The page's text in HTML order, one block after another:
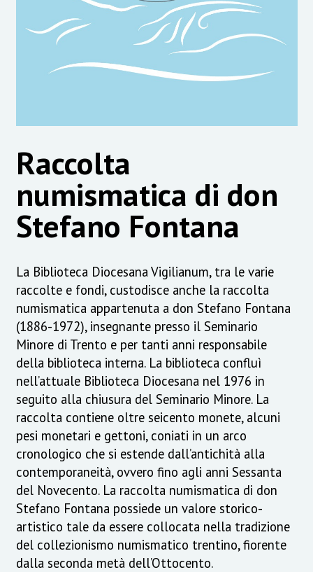
Raccolta
numismatica di don
Stefano Fontana
La Biblioteca Diocesana Vigilianum, tra le varie
raccolte e fondi, custodisce anche la raccolta
numismatica appartenuta a don Stefano Fontana
(1886-1972), insegnante presso il Seminario
Minore di Trento e per tanti anni responsabile
della biblioteca interna. La biblioteca confluì
nell’attuale Biblioteca Diocesana nel 1976 in
seguito alla chiusura del Seminario Minore. La
raccolta contiene oltre seicento monete, alcuni
pesi monetari e gettoni, coniati in un arco
cronologico che si estende dall’antichità alla
contemporaneità, ovvero fino agli anni Sessanta
del Novecento. La raccolta numismatica di don
Stefano Fontana possiede un valore storico-
artistico tale da essere collocata nella tradizione
del collezionismo numismatico trentino, fiorente
dalla seconda metà dell’Ottocento.